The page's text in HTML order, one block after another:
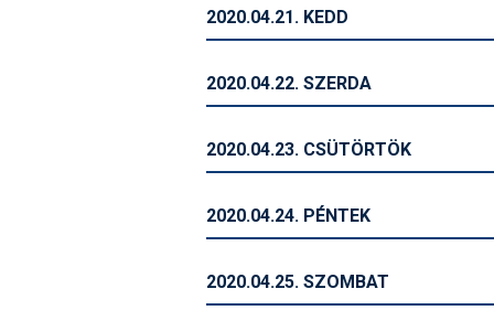
2020.04.21. KEDD
2020.04.22. SZERDA
2020.04.23. CSÜTÖRTÖK
2020.04.24. PÉNTEK
2020.04.25. SZOMBAT